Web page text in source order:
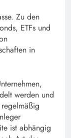
Zu den
ETFs und
in
werden und
ist abhängig